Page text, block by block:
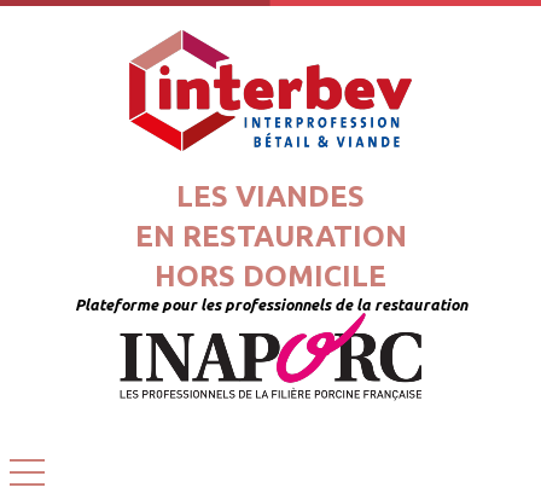
LES VIANDES
EN RESTAURATION
HORS DOMICILE
Plateforme pour les professionnels de la restauration